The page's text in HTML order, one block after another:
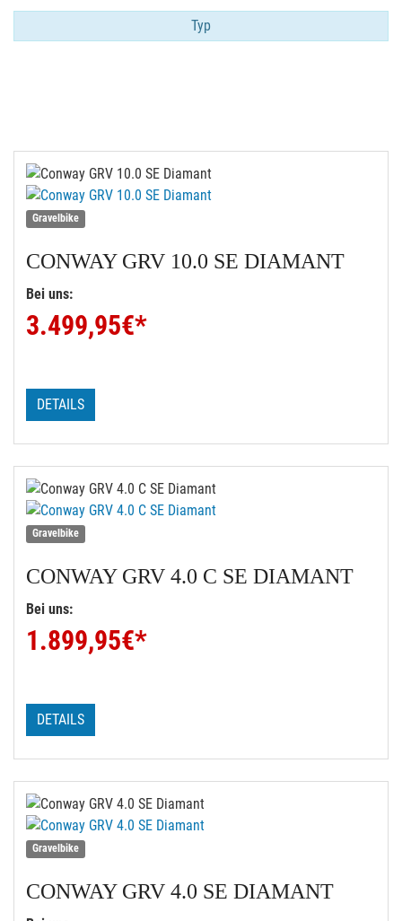
Typ
Gravelbike
CONWAYGRV 10.0 SE DIAMANT
Bei uns:
3.499,95€*
DETAILS
Gravelbike
CONWAYGRV 4.0 C SE DIAMANT
Bei uns:
1.899,95€*
DETAILS
Gravelbike
CONWAYGRV 4.0 SE DIAMANT